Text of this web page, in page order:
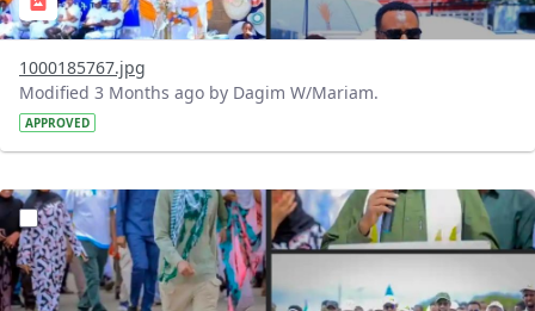
1000185767.jpg
Modified 3 Months ago by Dagim W/Mariam.
APPROVED
?version=1.0&t=1777999403651&imageThumbnail=1